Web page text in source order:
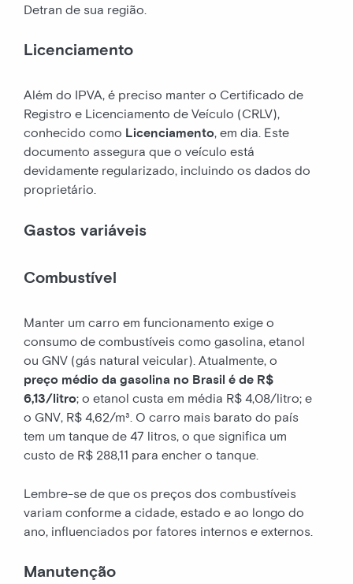
Detran de sua região.
Licenciamento
Além do IPVA, é preciso manter o Certificado de
Registro e Licenciamento de Veículo (CRLV),
conhecido como Licenciamento, em dia. Este
documento assegura que o veículo está
devidamente regularizado, incluindo os dados do
proprietário.
Gastos variáveis
Combustível
Manter um carro em funcionamento exige o
consumo de combustíveis como gasolina, etanol
ou GNV (gás natural veicular). Atualmente, o
preço médio da gasolina no Brasil é de R$
6,13/litro; o etanol custa em média R$ 4,08/litro; e
o GNV, R$ 4,62/m³. O carro mais barato do país
tem um tanque de 47 litros, o que significa um
custo de R$ 288,11 para encher o tanque.
Lembre-se de que os preços dos combustíveis
variam conforme a cidade, estado e ao longo do
ano, influenciados por fatores internos e externos.
Manutenção